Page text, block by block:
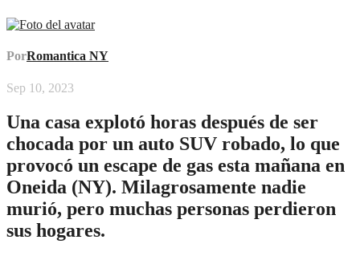
PorRomantica NY
Sep 10, 2023
Una casa explotó horas después de ser
chocada por un auto SUV robado, lo que
provocó un escape de gas esta mañana en
Oneida (NY). Milagrosamente nadie
murió, pero muchas personas perdieron
sus hogares.